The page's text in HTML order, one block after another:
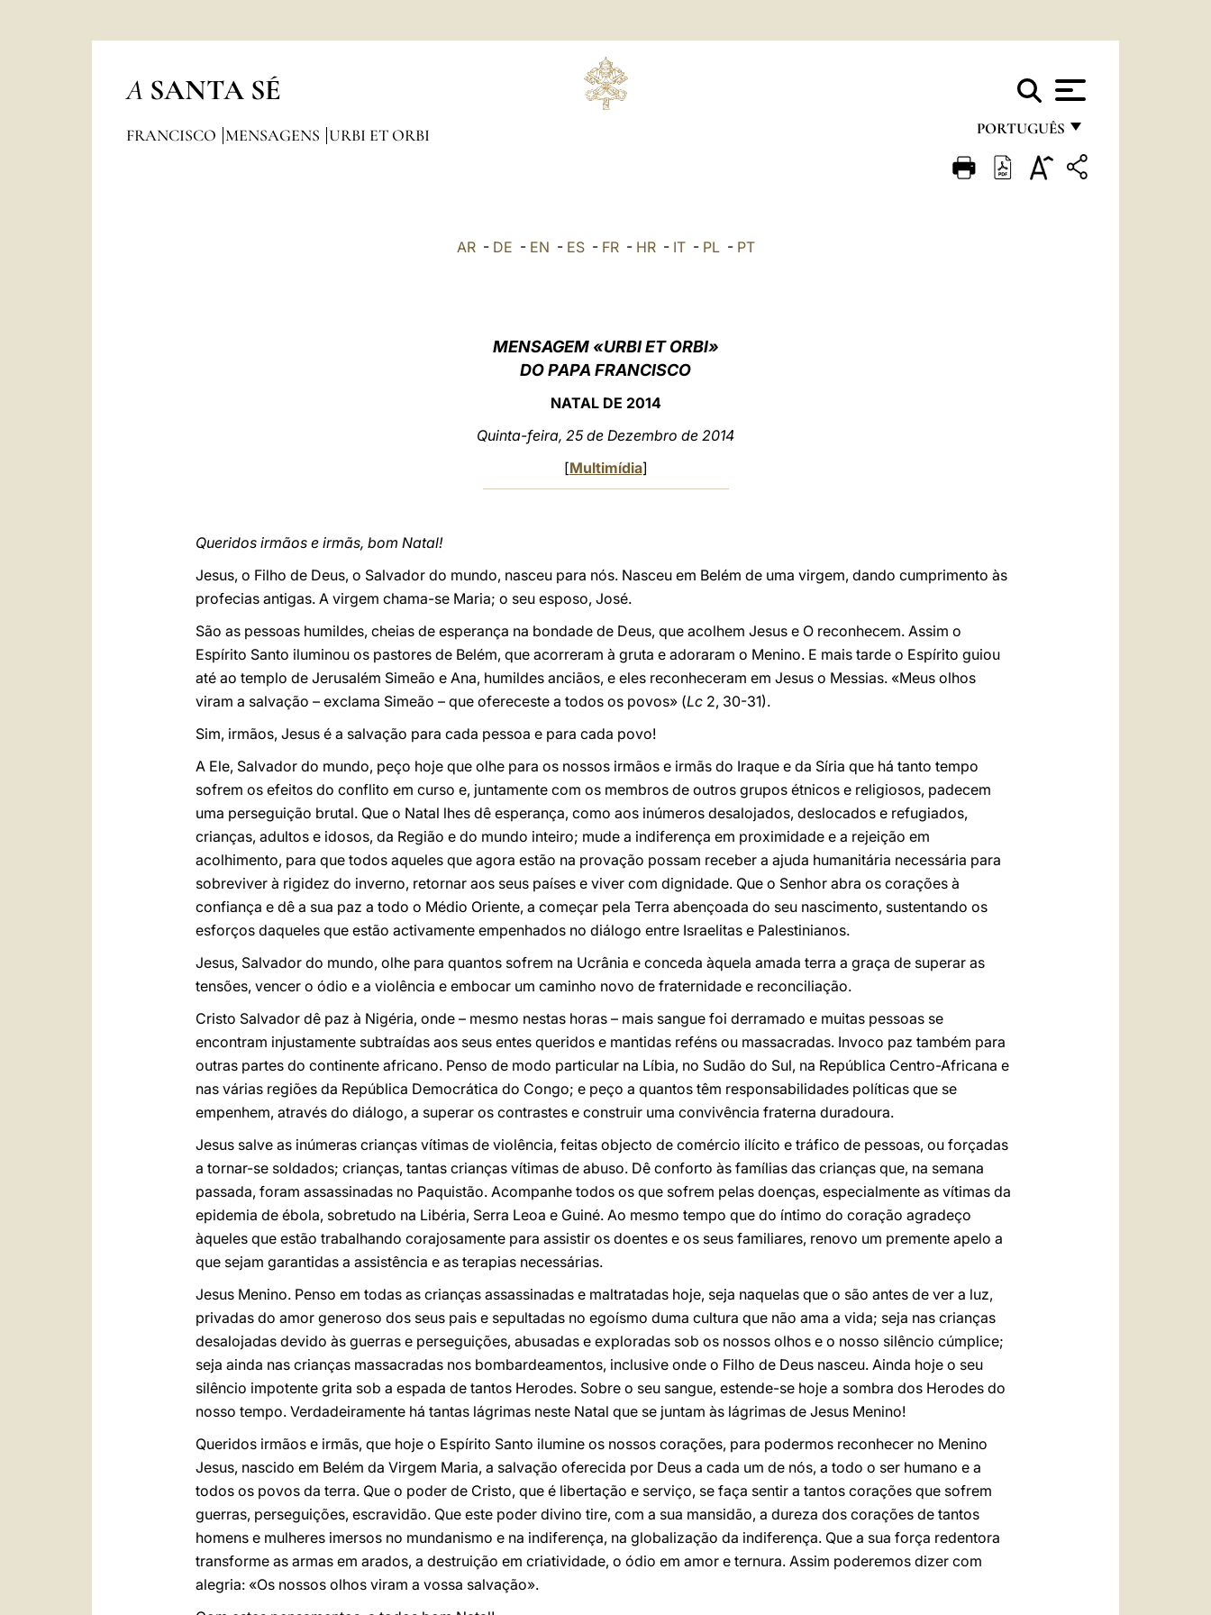
A SANTA SÉ
PORTUGUÊS
FRANÇAIS
FRANCISCO MENSAGENS URBI ET ORBI
AR- DE - EN - ES- FR- HR- IT- PL- PT
MENSAGEM «URBI ET ORBI»
DO PAPA FRANCISCO
NATAL DE 2014
Quinta-feira, 25 de Dezembro de 2014
[Multimídia]
Queridos irmãos e irmãs, bom Natal!
Jesus, o Filho de Deus, o Salvador do mundo, nasceu para nós. Nasceu em Belém de uma virgem, dando cumprimento às
profecias antigas. A virgem chama-se Maria; o seu esposo, José.
São as pessoas humildes, cheias de esperança na bondade de Deus, que acolhem Jesus e O reconhecem. Assim o
Espírito Santo iluminou os pastores de Belém, que acorreram à gruta e adoraram o Menino. E mais tarde o Espírito guiou
até ao templo de Jerusalém Simeão e Ana, humildes anciãos, e eles reconheceram em Jesus o Messias. «Meus olhos
viram a salvação – exclama Simeão – que ofereceste a todos os povos» (Lc 2, 30-31).
Sim, irmãos, Jesus é a salvação para cada pessoa e para cada povo!
A Ele, Salvador do mundo, peço hoje que olhe para os nossos irmãos e irmãs do Iraque e da Síria que há tanto tempo
sofrem os efeitos do conflito em curso e, juntamente com os membros de outros grupos étnicos e religiosos, padecem
uma perseguição brutal. Que o Natal lhes dê esperança, como aos inúmeros desalojados, deslocados e refugiados,
crianças, adultos e idosos, da Região e do mundo inteiro; mude a indiferença em proximidade e a rejeição em
acolhimento, para que todos aqueles que agora estão na provação possam receber a ajuda humanitária necessária para
sobreviver à rigidez do inverno, retornar aos seus países e viver com dignidade. Que o Senhor abra os corações à
confiança e dê a sua paz a todo o Médio Oriente, a começar pela Terra abençoada do seu nascimento, sustentando os
esforços daqueles que estão activamente empenhados no diálogo entre Israelitas e Palestinianos.
Jesus, Salvador do mundo, olhe para quantos sofrem na Ucrânia e conceda àquela amada terra a graça de superar as
tensões, vencer o ódio e a violência e embocar um caminho novo de fraternidade e reconciliação.
Cristo Salvador dê paz à Nigéria, onde – mesmo nestas horas – mais sangue foi derramado e muitas pessoas se
encontram injustamente subtraídas aos seus entes queridos e mantidas reféns ou massacradas. Invoco paz também para
outras partes do continente africano. Penso de modo particular na Líbia, no Sudão do Sul, na República Centro-Africana e
nas várias regiões da República Democrática do Congo; e peço a quantos têm responsabilidades políticas que se
empenhem, através do diálogo, a superar os contrastes e construir uma convivência fraterna duradoura.
Jesus salve as inúmeras crianças vítimas de violência, feitas objecto de comércio ilícito e tráfico de pessoas, ou forçadas
a tornar-se soldados; crianças, tantas crianças vítimas de abuso. Dê conforto às famílias das crianças que, na semana
passada, foram assassinadas no Paquistão. Acompanhe todos os que sofrem pelas doenças, especialmente as vítimas da
epidemia de ébola, sobretudo na Libéria, Serra Leoa e Guiné. Ao mesmo tempo que do íntimo do coração agradeço
àqueles que estão trabalhando corajosamente para assistir os doentes e os seus familiares, renovo um premente apelo a
que sejam garantidas a assistência e as terapias necessárias.
Jesus Menino. Penso em todas as crianças assassinadas e maltratadas hoje, seja naquelas que o são antes de ver a luz,
privadas do amor generoso dos seus pais e sepultadas no egoísmo duma cultura que não ama a vida; seja nas crianças
desalojadas devido às guerras e perseguições, abusadas e exploradas sob os nossos olhos e o nosso silêncio cúmplice;
seja ainda nas crianças massacradas nos bombardeamentos, inclusive onde o Filho de Deus nasceu. Ainda hoje o seu
silêncio impotente grita sob a espada de tantos Herodes. Sobre o seu sangue, estende-se hoje a sombra dos Herodes do
nosso tempo. Verdadeiramente há tantas lágrimas neste Natal que se juntam às lágrimas de Jesus Menino!
Queridos irmãos e irmãs, que hoje o Espírito Santo ilumine os nossos corações, para podermos reconhecer no Menino
Jesus, nascido em Belém da Virgem Maria, a salvação oferecida por Deus a cada um de nós, a todo o ser humano e a
todos os povos da terra. Que o poder de Cristo, que é libertação e serviço, se faça sentir a tantos corações que sofrem
guerras, perseguições, escravidão. Que este poder divino tire, com a sua mansidão, a dureza dos corações de tantos
homens e mulheres imersos no mundanismo e na indiferença, na globalização da indiferença. Que a sua força redentora
transforme as armas em arados, a destruição em criatividade, o ódio em amor e ternura. Assim poderemos dizer com
alegria: «Os nossos olhos viram a vossa salvação».